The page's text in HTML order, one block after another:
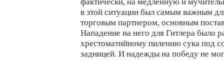
в этой ситуации был самым важным
торговым партнером, основным
Нападение на него для Гитлера было
хрестоматийному пилению сука под
задницей. И надежды на победу не